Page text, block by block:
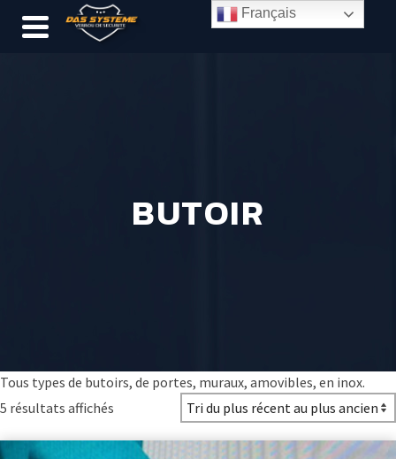
BUTOIR
Tous types de butoirs, de portes, muraux, amovibles, en inox.
5 résultats affichés
plus
Français